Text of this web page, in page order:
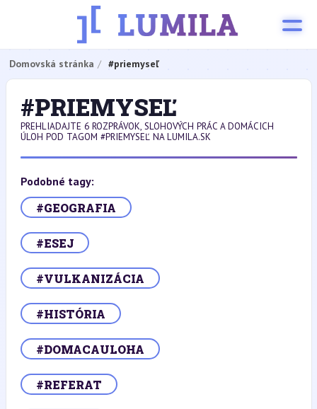
Domovská stránka #priemyseľ
#PRIEMYSEĽ
PREHLIADAJTE 6 ROZPRÁVOK, SLOHOVÝCH PRÁC A DOMÁCICH
ÚLOH POD TAGOM #PRIEMYSEĽ NA LUMILA.SK
Podobné tagy:
#GEOGRAFIA
#ESEJ
#VULKANIZÁCIA
#HISTÓRIA
#DOMACAULOHA
#REFERAT